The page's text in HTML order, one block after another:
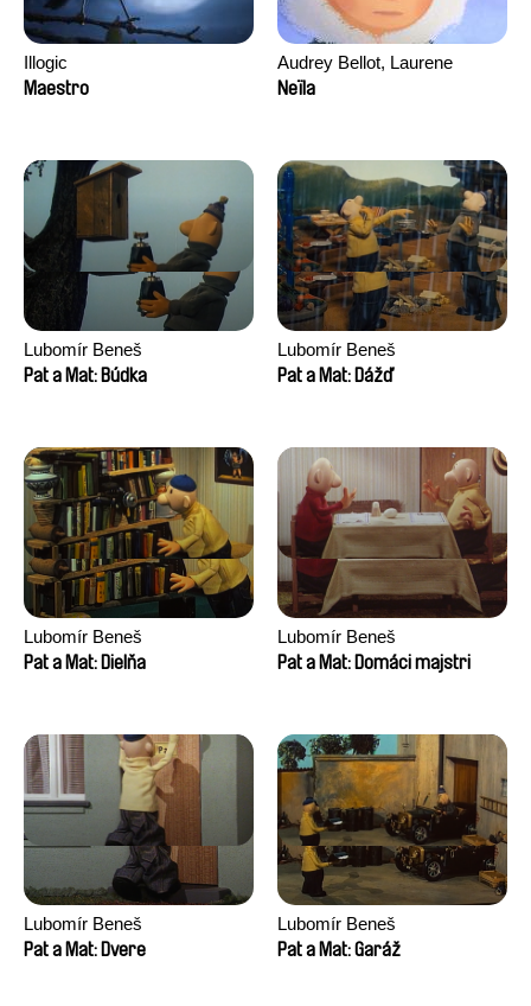
Illogic
Maestro
Audrey Bellot, Laurene
Desoutter, Amandine
David Tabar, Guillaume
Vezzoli, Eline Zhang
Neïla
Lubomír Beneš
Pat a Mat: Búdka
Lubomír Beneš
Pat a Mat: Dážď
Lubomír Beneš
Pat a Mat: Dielňa
Lubomír Beneš
Pat a Mat: Domáci majstri
Lubomír Beneš
Pat a Mat: Dvere
Lubomír Beneš
Pat a Mat: Garáž